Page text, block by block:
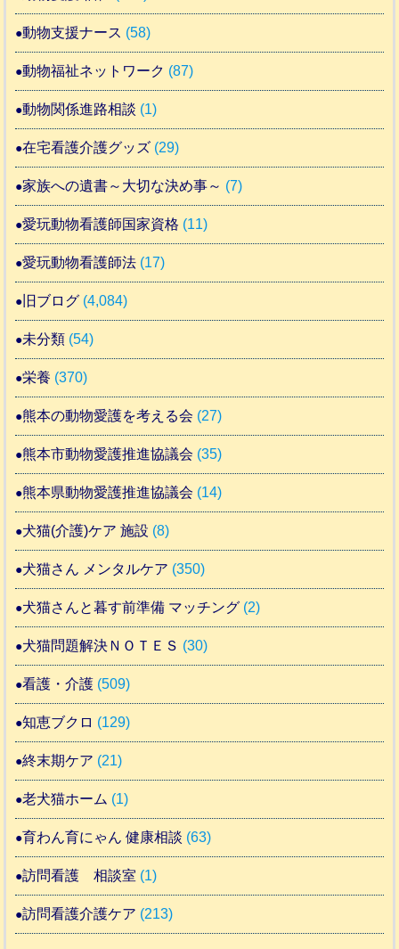
動物支援ナース (58)
動物福祉ネットワーク (87)
動物関係進路相談 (1)
在宅看護介護グッズ (29)
家族への遺書～大切な決め事～ (7)
愛玩動物看護師国家資格 (11)
愛玩動物看護師法 (17)
旧ブログ (4,084)
未分類 (54)
栄養 (370)
熊本の動物愛護を考える会 (27)
熊本市動物愛護推進協議会 (35)
熊本県動物愛護推進協議会 (14)
犬猫(介護)ケア 施設 (8)
犬猫さん メンタルケア (350)
犬猫さんと暮す前準備 マッチング (2)
犬猫問題解決ＮＯＴＥＳ (30)
看護・介護 (509)
知恵ブクロ (129)
終末期ケア (21)
老犬猫ホーム (1)
育わん育にゃん 健康相談 (63)
訪問看護 相談室 (1)
訪問看護介護ケア (213)